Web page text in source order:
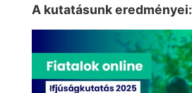
A kutatásunk eredményei: